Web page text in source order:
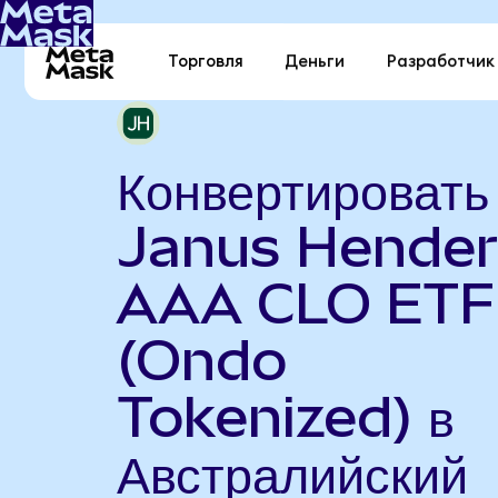
Торговля Деньги Разработчик
Конвертировать
Janus
AAA CLO ETF
(Ondo
Tokenized) в
Австралийский